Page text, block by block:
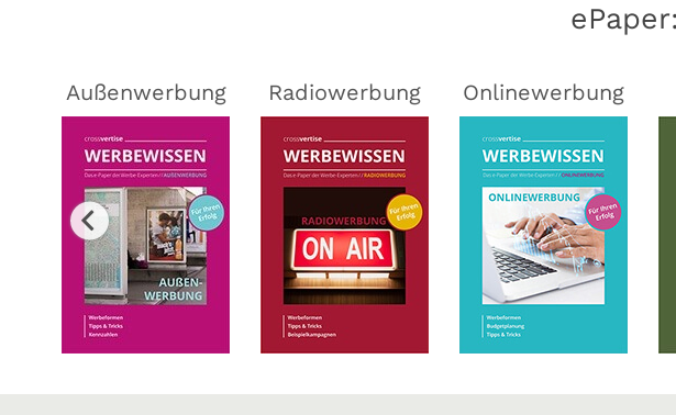
Außenwerbung Radiowerbung Onlinewerbung